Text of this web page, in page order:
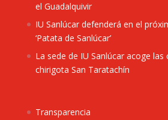
el Guadalquivir
IU Sanlúcar defenderá en el
‘Patata de Sanlúcar’
La sede de IU Sanlúcar acoge las
chirigota San Taratachín
Transparencia